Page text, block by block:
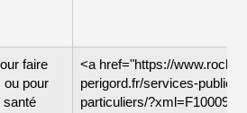
faire
ou pour
santé
<a href="https://
perigord.fr/services-publics-
particuliers/